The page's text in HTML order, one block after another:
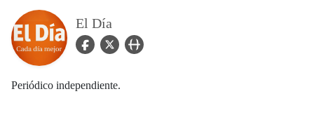
El Día
facebook Icon
twitter Iconuser_url Icon
Periódico independiente.